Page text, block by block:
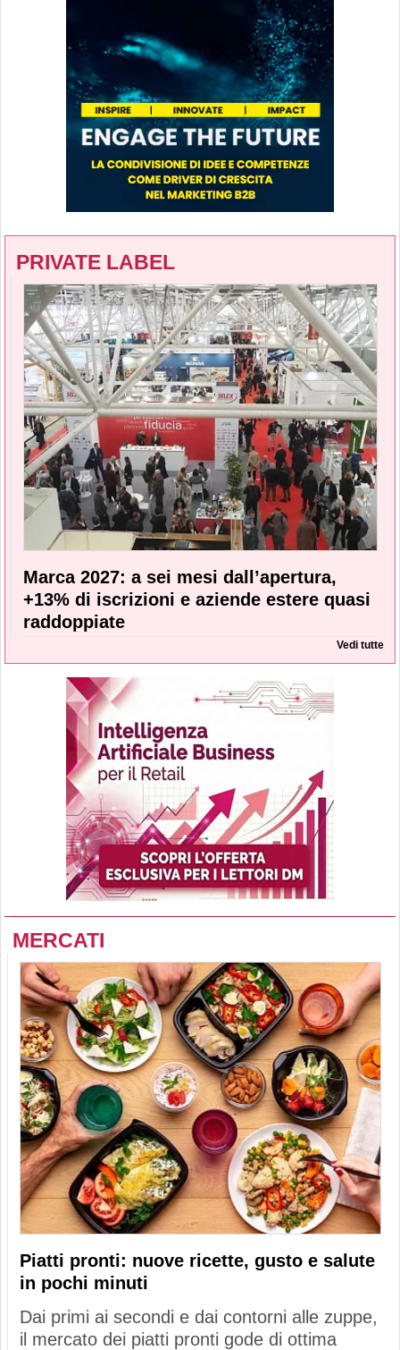
PRIVATE LABEL
Marca 2027: a sei mesi dall’apertura,
+13% di iscrizioni e aziende estere quasi
raddoppiate
Vedi tutte
MERCATI
Piatti pronti: nuove ricette, gusto e salute
in pochi minuti
Dai primi ai secondi e dai contorni alle zuppe,
il mercato dei piatti pronti gode di ottima